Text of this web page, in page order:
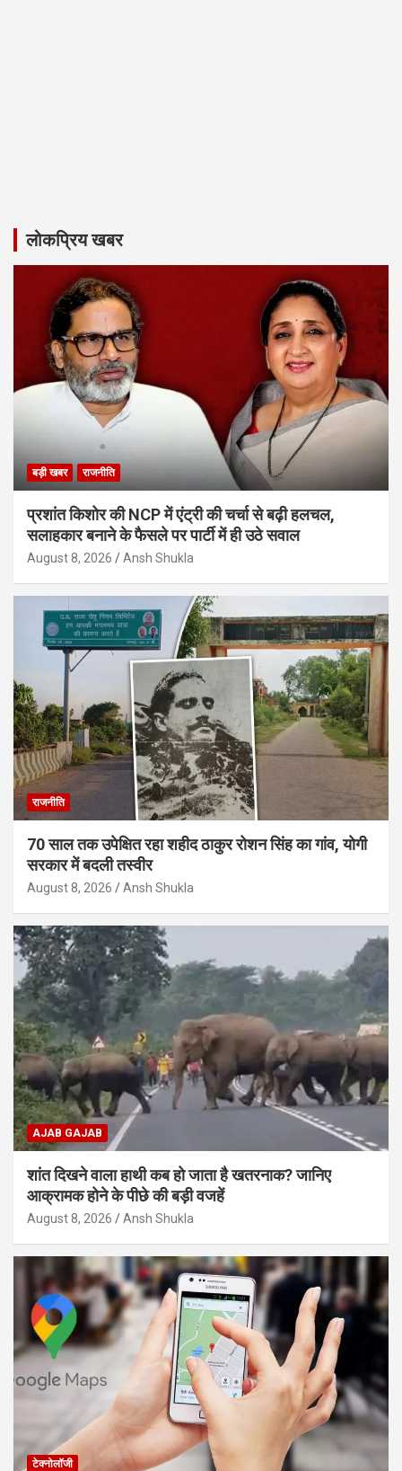
लोकप्रिय खबर
बड़ी खबर राजनीति
प्रशांत किशोर की NCP में एंट्री की चर्चा से बढ़ी हलचल,
सलाहकार बनाने के फैसले पर पार्टी में ही उठे सवाल
August 8, 2026 Ansh Shukla
राजनीति
70 साल तक उपेक्षित रहा शहीद ठाकुर रोशन सिंह का गांव, योगी
सरकार में बदली तस्वीर
August 8, 2026 Ansh Shukla
AJAB GAJAB
शांत दिखने वाला हाथी कब हो जाता है खतरनाक? जानिए
आक्रामक होने के पीछे की बड़ी वजहें
August 8, 2026 Ansh Shukla
टेक्नोलॉजी